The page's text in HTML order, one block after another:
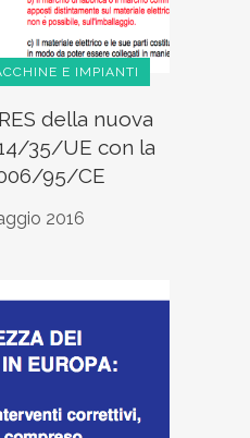
E IMPIANTI
della nuova
35/UE con la
95/CE
2016